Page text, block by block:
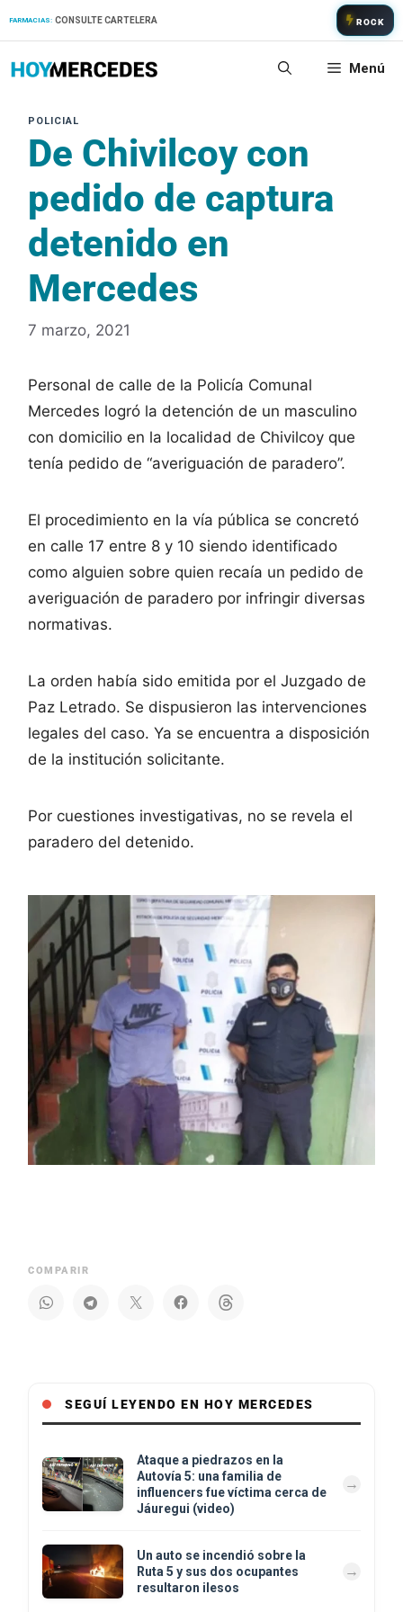
FARMACIAS: CONSULTE CARTELERA ROCK
Menú
De Chivilcoy con
pedido de captura
detenido en
Mercedes
7 marzo, 2021
Personal de calle de la Policía Comunal
Mercedes logró la detención de un masculino
con domicilio en la localidad de Chivilcoy que
tenía pedido de “averiguación de paradero”.
El procedimiento en la vía pública se concretó
en calle 17 entre 8 y 10 siendo identificado
como alguien sobre quien recaía un pedido de
averiguación de paradero por infringir diversas
normativas.
La orden había sido emitida por el Juzgado de
Paz Letrado. Se dispusieron las intervenciones
legales del caso. Ya se encuentra a disposición
de la institución solicitante.
Por cuestiones investigativas, no se revela el
paradero del detenido.
COMPARIR
SEGUÍ LEYENDO EN HOY MERCEDES
Ataque a piedrazos en la
Autovía 5: una familia de
influencers fue víctima cerca de
Jáuregui (video)
Un auto se incendió sobre la
Ruta 5 y sus dos ocupantes
resultaron ilesos